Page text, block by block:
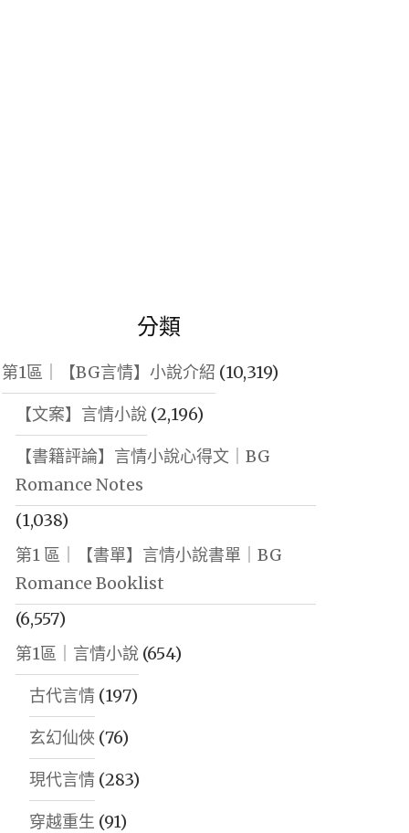
分類
第1區｜【BG言情】小說介紹 (10,319)
【文案】言情小說(2,196)
【書籍評論】言情小說心得文｜BG
Romance Notes
(1,038)
第1 區｜【書單】言情小說書單｜BG
Romance Booklist
(6,557)
第1區｜言情小說(654)
古代言情(197)
玄幻仙俠 (76)
現代言情(283)
穿越重生 (91)